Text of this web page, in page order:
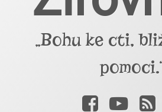
„Bohu ke cti,
Facebook